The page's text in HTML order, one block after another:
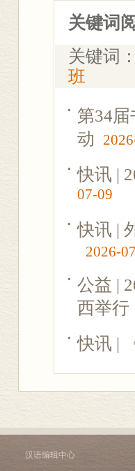
关键词
关键词：
班
第34
动
快讯 |
07-09
快讯 |
2026-
公益 |
西举行
快讯 |
汉语编辑中心